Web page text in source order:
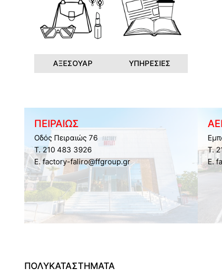
ΑΞΕΣΟΥΑΡ ΥΠΗΡΕΣΙΕΣ
ΠΟΛΥΚΑΤΑΣΤΗΜΑΤΑ
ΠΕΙΡΑΙΩΣ
Οδός Πειραιώς 76
Τ. 210 483 3926
E. factory-faliro@ffgroup.gr
Τ.
E.